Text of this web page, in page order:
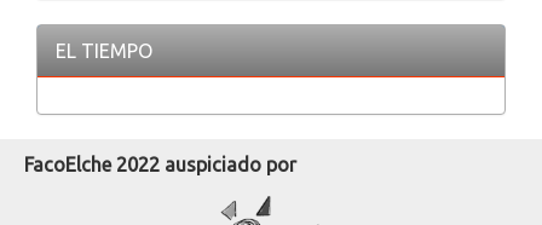
EL TIEMPO
FacoElche 2022 auspiciado por